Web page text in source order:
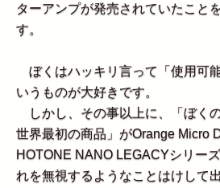
ターアンプが発売されていたこと
す。
ぼくはハッキリ言って「使用可
いうものが大好きです。
しかし、その事以上に、「ぼく
世界最初の商品」がOrange Micro
HOTONE NANO LEGACYシリー
れを無視するようなことはけして